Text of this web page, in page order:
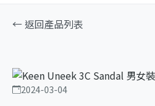
← 返回產品列表
2024-03-04